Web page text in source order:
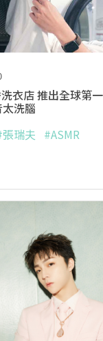
衣店 推出全球第
洗腦
瑞夫 #ASMR